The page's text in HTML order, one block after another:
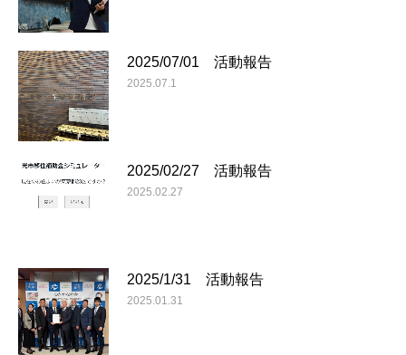
2025/07/01 活動報告
2025.07.1
2025/02/27 活動報告
2025.02.27
2025/1/31 活動報告
2025.01.31